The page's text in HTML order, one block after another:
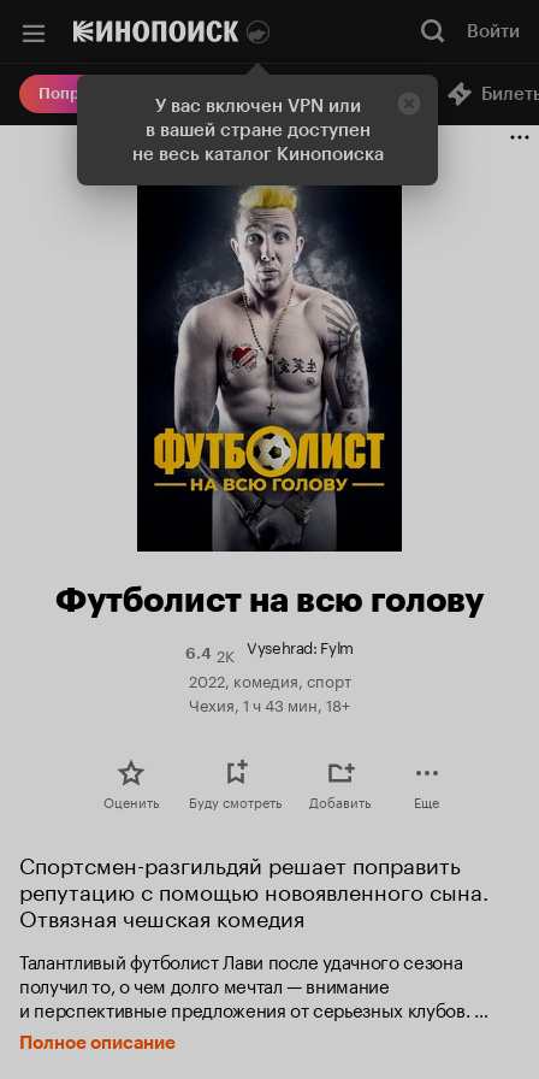
У вас включен VPN или
в вашей стране доступен
не весь каталог Кинопоиска
Войти
Попробовать Плюс Онлайн-кинотеатр
Футболист на всю голову
6.4Рейтинг
Кинопоиска
2K Vysehrad: Fylm
2022, комедия, спорт
Чехия, 1 ч 43 мин, 18+
Оценить Буду смотреть Добавить Еще
Спортсмен-разгильдяй решает поправить
репутацию с помощью новоявленного сына.
Отвязная чешская комедия
Талантливый футболист Лави после удачного сезона
получил то, о чем долго мечтал — внимание
и перспективные предложения от серьезных клубов.
Впереди его ждет приятное событие: женитьба
на красивой подруге. Однако у Лави есть особенность:
Полное описание